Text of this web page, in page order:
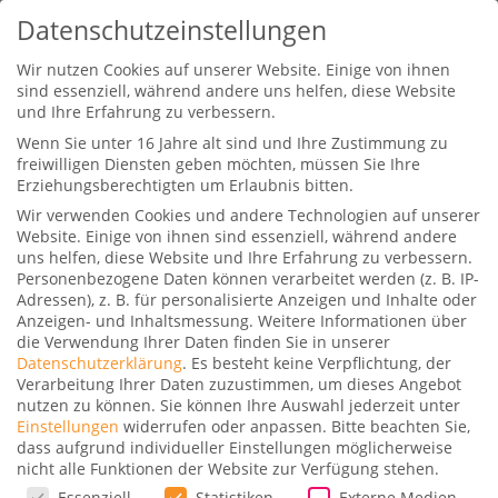
Air Dolomiti (Business) fliegt uns
zu Airbus
Gepostet vonDominik|28. März 2018|0 |
Air Dolomiti (Business) fliegt uns zu Airbus |
GlobalTraveler.TV
Datenschutzeinstellungen
Wir nutzen Cookies auf unserer Website. Einige von ihnen
sind essenziell, während andere uns helfen, diese Website
und Ihre Erfahrung zu verbessern.
Wenn Sie unter 16 Jahre alt sind und Ihre Zustimmung zu
freiwilligen Diensten geben möchten, müssen Sie Ihre
Erziehungsberechtigten um Erlaubnis bitten.
Wir verwenden Cookies und andere Technologien auf unserer
Website. Einige von ihnen sind essenziell, während andere
uns helfen, diese Website und Ihre Erfahrung zu verbessern.
Personenbezogene Daten können verarbeitet werden (z. B. IP-
Adressen), z. B. für personalisierte Anzeigen und Inhalte oder
Anzeigen- und Inhaltsmessung. Weitere Informationen über
die Verwendung Ihrer Daten finden Sie in unserer
Datenschutzerklärung. Es besteht keine Verpflichtung, der
Verarbeitung Ihrer Daten zuzustimmen, um dieses Angebot
nutzen zu können. Sie können Ihre Auswahl jederzeit unter
Einstellungen widerrufen oder anpassen. Bitte beachten Sie,
dass aufgrund individueller Einstellungen möglicherweise
nicht alle Funktionen der Website zur Verfügung stehen.
Datenschutzeinstellungen